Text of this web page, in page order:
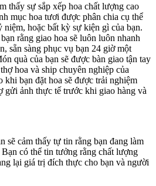
thấy sự sắp xếp hoa chất lượng cao
mục hoa tươi được phân chia cụ thể
niệm, hoặc bất kỳ sự kiện gì của bạn.
rằng giao hoa sẽ luôn luôn nhanh
sẵn sàng phục vụ bạn 24 giờ một
quà của bạn sẽ được bàn giao tận tay
hoa và ship chuyên nghiệp của
khi bạn đặt hoa sẽ được trải nghiệm
gửi ảnh thực tế trước khi giao hàng và
sẽ cảm thấy tự tin rằng bạn đang làm
có thể tin tưởng rằng chất lượng
lại giá trị đích thực cho bạn và người